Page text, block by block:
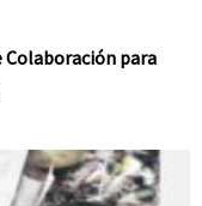
Colaboración para